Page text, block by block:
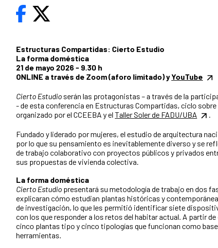
Estructuras Compartidas: Cierto Estudio
La forma doméstica
21 de mayo 2026 - 9.30 h
ONLINE a través de Zoom (aforo limitado) yYouTube
Cierto Estudio serán las protagonistas – a través de la
- de esta conferencia en Estructuras Compartidas, ciclo
organizado por el CCEEBA y el Taller Soler de FADU/UBA .
Fundado y liderado por mujeres, el estudio de arquitectura
por lo que su pensamiento es inevitablemente diverso y se
de trabajo colaborativo con proyectos públicos y privados
sus propuestas de vivienda colectiva.
La forma doméstica
Cierto Estudio presentará su metodología de trabajo en dos
explicaran cómo estudian plantas históricas y
de investigación, lo que les permitió identificar siete
con los que responder a los retos del habitar actual. A partir
cinco plantas tipo y cinco tipologías que funcionan como
herramientas.